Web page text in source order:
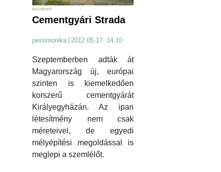
épületek
Cementgyári Strada
pestimonika 2012.05.17. 14:10
Szeptemberben adták át
Magyarország új, európai
szinten is kiemelkedően
korszerű cementgyárát
Királyegyházán. Az ipari
létesítmény nem csak
méreteivel, de egyedi
mélyépítési megoldással is
meglepi a szemlélőt.